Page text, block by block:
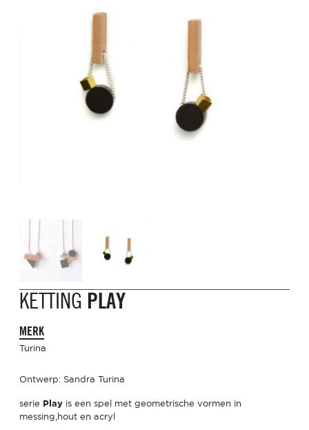
KETTING PLAY
MERK
Turina
Ontwerp: Sandra Turina
serie Play is een spel met geometrische vormen in
messing,hout en acryl